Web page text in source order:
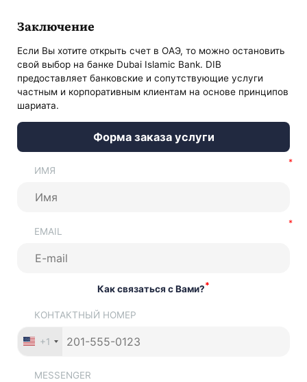
Заключение
Если Вы хотите открыть счет в ОАЭ, то можно остановить
свой выбор на банке Dubai Islamic Bank. DIB
предоставляет банковские и сопутствующие услуги
частным и корпоративным клиентам на основе принципов
шариата.
Форма заказа услуги
ИМЯ
EMAIL
Как связаться с Вами?*
КОНТАКТНЫЙ НОМЕР
+1
MESSENGER